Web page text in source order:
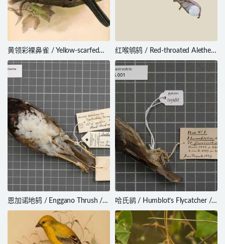
黄领彩裸鼻雀 / Yellow-scarfed
Tanager / Iridosornis reinhardti
红喉鸲鸫 / Red-throated Alethe /
Chamaetylas poliophrys
恩加诺地鸫 / Enggano Thrush /
Geokichla leucolaema
哈氏鹟 / Humblot’s Flycatcher /
Humblotia flavirostris